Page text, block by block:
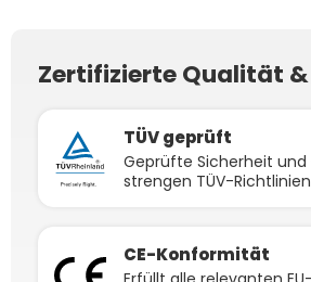
Zertifizierte Qualität
TÜV geprüft
Geprüfte Sicherheit
strengen TÜV-
CE-Konformität